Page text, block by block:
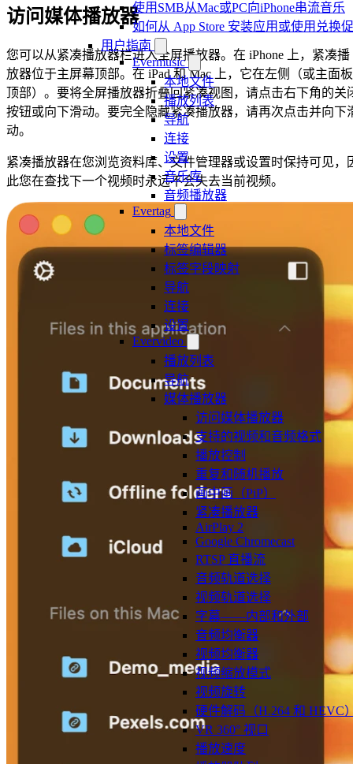
使用SMB从Mac或PC向iPhone串流音乐
如何从 App Store 安装应用或使用兑换
用户指南
Evermusic
本地文件
播放列表
导航
连接
设置
音乐库
音频播放器
Evertag
本地文件
标签编辑器
标签字段映射
导航
连接
设置
Evervideo
播放列表
导航
媒体播放器
访问媒体播放器
支持的视频和音频格式
播放控制
重复和随机播放
画中画（PiP）
紧凑播放器
AirPlay 2
Google Chromecast
RTSP 直播流
音频轨道选择
视频轨道选择
字幕——内部和外部
音频均衡器
视频均衡器
视频缩放模式
视频旋转
硬件解码（H.264 和 HEVC
VR 360° 视口
播放速度
访问媒体播放器
您可以从紧凑播放器栏进入全屏播放器。在 iPhone 上，紧凑播
放器位于主屏幕顶部。在 iPad 和 Mac 上，它在左侧（或主面板
顶部）。要将全屏播放器折叠回紧凑视图，请点击右下角的关
按钮或向下滑动。要完全隐藏紧凑播放器，请再次点击并向下
动。
紧凑播放器在您浏览资料库、文件管理器或设置时保持可见，
此您在查找下一个视频时永远不会失去当前视频。